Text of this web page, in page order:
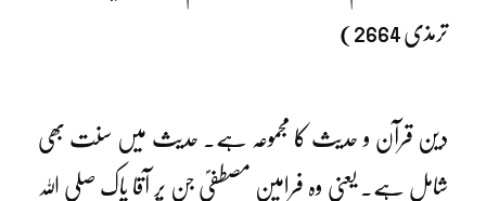
ترمذی 2664)
دین قرآن و حدیث کا مجموعہ ہے۔ حدیث میں سنت بھی
شامل ہے۔ یعنی وہ فرامینِ مصطفیؐ جن پر آقا پاک صلی اللہ